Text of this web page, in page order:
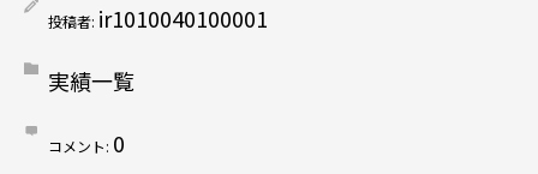
投稿者: ir1010040100001
実績一覧
コメント: 0